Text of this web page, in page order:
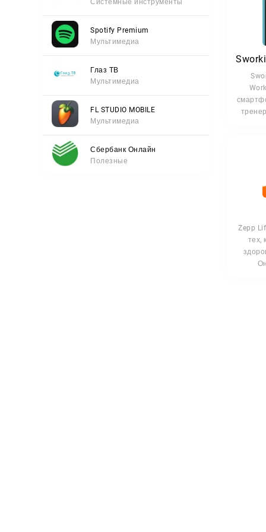
Spotify Premium
Мультимедиа
Глаз ТВ
Мультимедиа
FL STUDIO MOBILE
Мультимедиа
Сбербанк Онлайн
Полезные
Zepp
тех,